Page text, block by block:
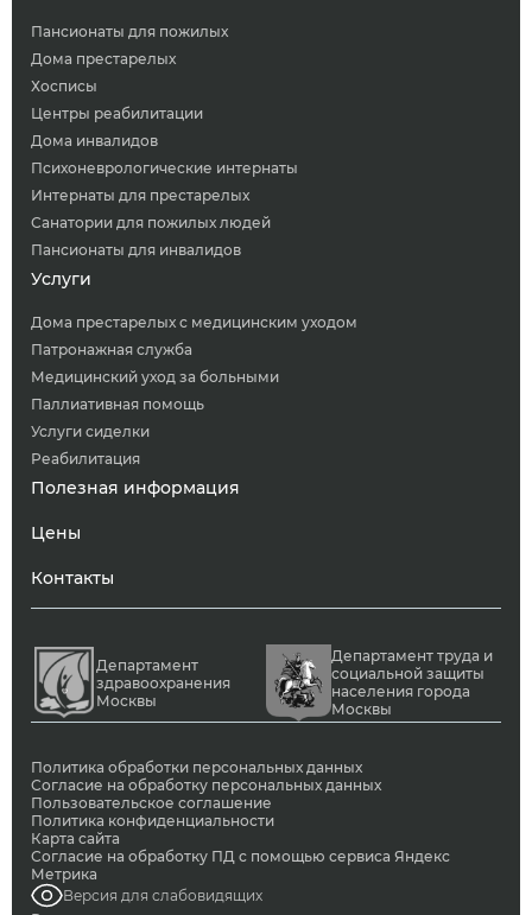
Пансионаты для пожилых
Дома престарелых
Хосписы
Центры реабилитации
Дома инвалидов
Психоневрологические интернаты
Интернаты для престарелых
Санатории для пожилых людей
Пансионаты для инвалидов
Услуги
Дома престарелых с медицинским уходом
Патронажная служба
Медицинский уход за больными
Паллиативная помощь
Услуги сиделки
Реабилитация
Полезная информация
Цены
Контакты
Департамент
здравоохранения
Москвы
Департамент труда и
социальной защиты
населения города
Москвы
Политика обработки персональных данных
Согласие на обработку персональных данных
Пользовательское соглашение
Политика конфиденциальности
Карта сайта
Согласие на обработку ПД с помощью сервиса Яндекс
Метрика
Версия для слабовидящих